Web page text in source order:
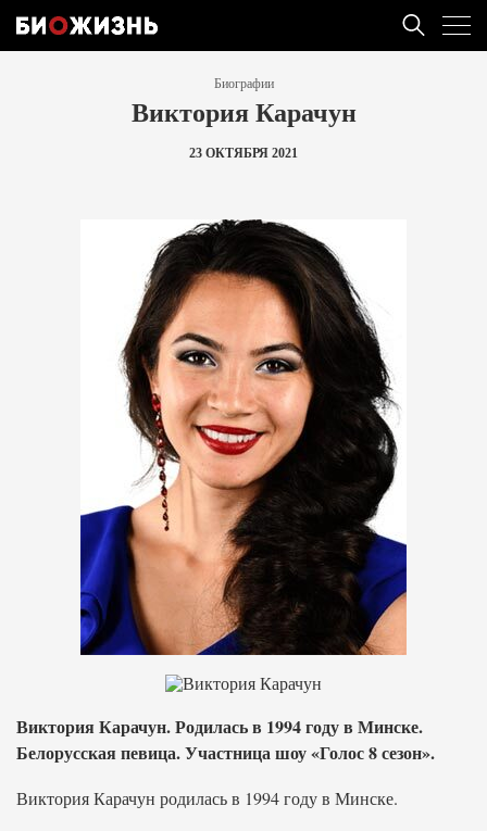
Биографии
Виктория Карачун
23 ОКТЯБРЯ 2021
Виктория Карачун. Родилась в 1994 году в Минске.
Белорусская певица. Участница шоу «Голос 8 сезон».
Виктория Карачун родилась в 1994 году в Минске.